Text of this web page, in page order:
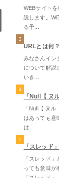
WEBサイト
説します。
る予...
3
URLとは何
みなさんイン
について解説
いき...
4
「Null【 ヌ
「Null【 ヌ
はあっても意
は...
5
「スレッド
「スレッド
っても意味が